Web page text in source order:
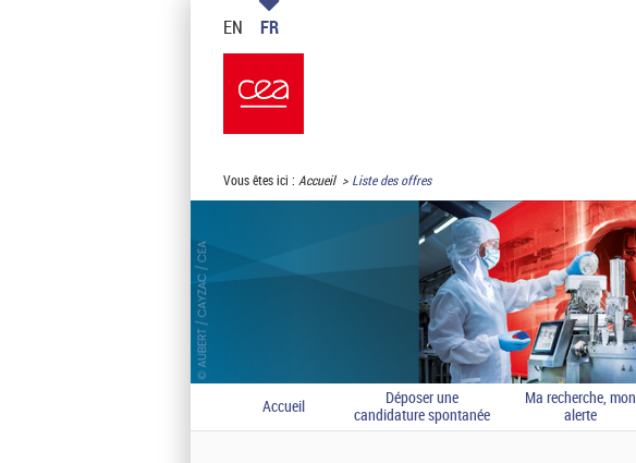
EN FR
Vous êtes ici : Accueil Liste des offres
Accueil
Déposer une
candidature spontanée
Ma recherche, mon
alerte